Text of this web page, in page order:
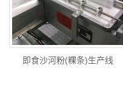
即食沙河粉(粿条)生产线